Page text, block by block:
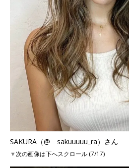
SAKURA（@ sakuuuuu_ra）さん
▼次の画像は下へスクロール (7/17)